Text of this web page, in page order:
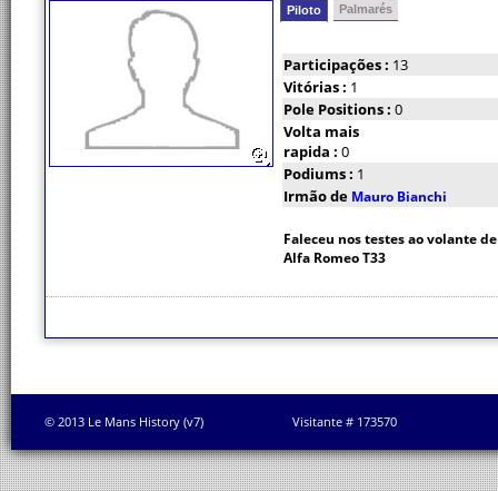
Piloto Palmarés
Participações : 13
Vitórias : 1
Pole Positions : 0
Volta mais
rapida : 0
Podiums : 1
Irmão de Mauro Bianchi
Faleceu nos testes ao volante
Alfa Romeo T33
© 2013 Le Mans History (v7) Visitante # 173570